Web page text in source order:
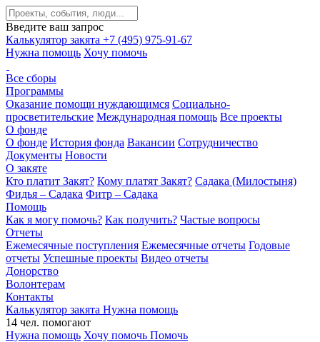
Введите ваш запрос
Калькулятор закята +7 (495) 975-91-67
Нужна помощь Хочу помочь
Все сборы
Программы
Оказание помощи нуждающимся Социально-
просветительские Международная помощь Все проекты
О фонде
О фонде История фонда Вакансии Сотрудничество
Документы Новости
О закяте
Кто платит Закят? Кому платят Закят? Садака (Милостыня)
Фидья – Садака Фитр – Садака
Помощь
Как я могу помочь? Как получить? Частые вопросы
Отчеты
Ежемесячные поступления Ежемесячные отчеты Годовые
отчеты Успешные проекты Видео отчеты
Донорство
Волонтерам
Контакты
Калькулятор закята Нужна помощь
14 чел. помогают
Нужна помощь Хочу помочь Помочь